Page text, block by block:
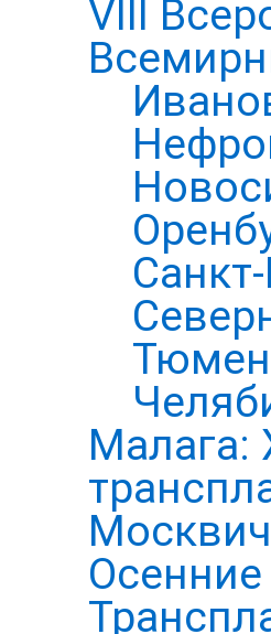
VIII
Малага: